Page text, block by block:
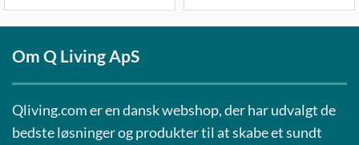
Om Q Living ApS
Qliving.com er en dansk webshop, der har udvalgt de
bedste løsninger og produkter til at skabe et sundt